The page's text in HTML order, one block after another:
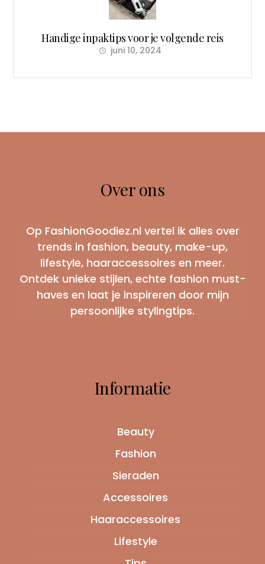
Handige inpaktips voor je volgende reis
juni 10, 2024
Over ons
Op FashionGoodiez.nl vertel ik alles over
trends in fashion, beauty, make-up,
lifestyle, haaraccessoires en meer.
Ontdek unieke stijlen, echte fashion must-
haves en laat je inspireren door mijn
persoonlijke stylingtips.
Informatie
Beauty
Fashion
Sieraden
Accessoires
Haaraccessoires
Lifestyle